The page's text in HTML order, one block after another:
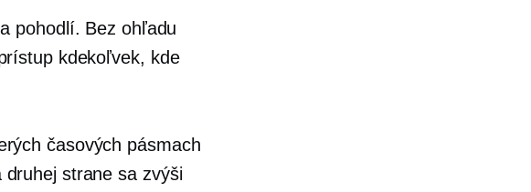
pohodlí. Bez ohľadu
kdekoľvek, kde
časových pásmach
strane sa zvýši